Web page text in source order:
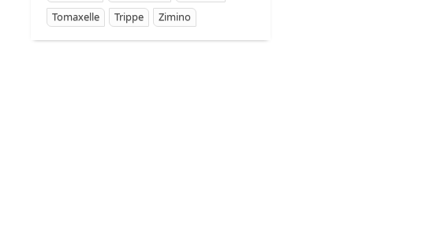
Tomaxelle
Trippe Zimino